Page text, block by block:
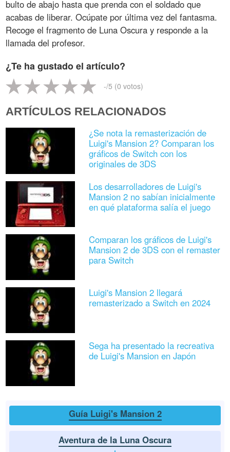
bulto de abajo hasta que prenda con el soldado que
acabas de liberar. Ocúpate por última vez del fantasma.
Recoge el fragmento de Luna Oscura y responde a la
llamada del profesor.
¿Te ha gustado el artículo?
-/5 (0 votos)
ARTÍCULOS RELACIONADOS
¿Se nota la remasterización de
Luigi's Mansion 2? Comparan los
gráficos de Switch con los
originales de 3DS
Los desarrolladores de Luigi's
Mansion 2 no sabían inicialmente
en qué plataforma salía el juego
Comparan los gráficos de Luigi's
Mansion 2 de 3DS con el remaster
para Switch
Luigi's Mansion 2 llegará
remasterizado a Switch en 2024
Sega ha presentado la recreativa
de Luigi's Mansion en Japón
Guía Luigi's Mansion 2
Aventura de la Luna Oscura